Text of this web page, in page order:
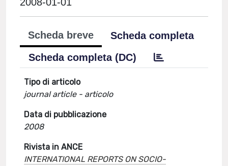
Scheda breve
Scheda completa
Scheda completa (DC)
Tipo di articolo
journal article - articolo
Data di pubblicazione
2008
Rivista in ANCE
INTERNATIONAL REPORTS ON SOCIO-